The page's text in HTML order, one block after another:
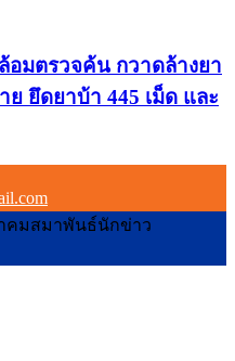
อมตรวจค้น กวาดล้างยา
ย ยึดยาบ้า 445 เม็ด และ
าคมสมาพันธ์นักข่าว